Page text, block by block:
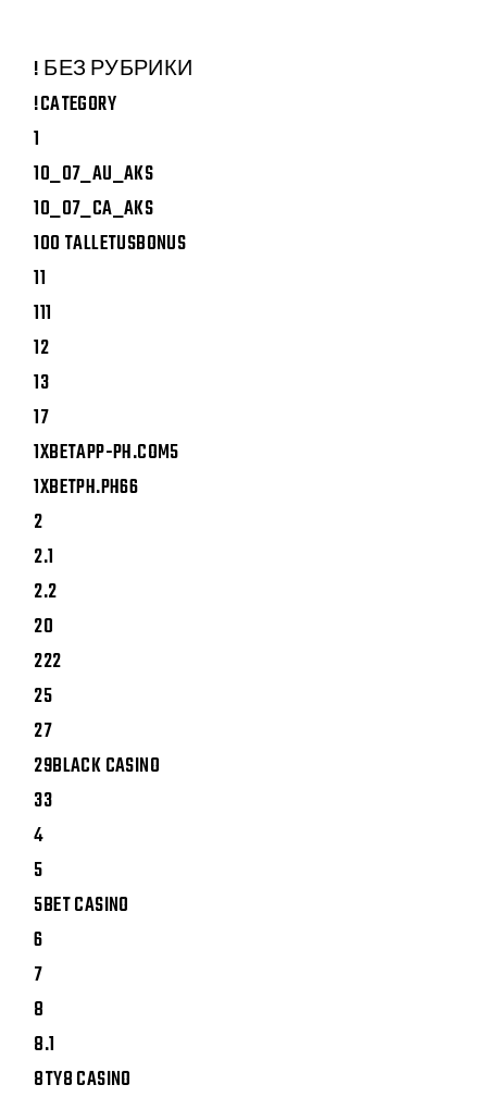
! БЕЗ РУБРИКИ
!CATEGORY
1
10_07_AU_AKS
10_07_CA_AKS
100 TALLETUSBONUS
11
111
12
13
17
1XBETAPP-PH.COM5
1XBETPH.PH66
2
2.1
2.2
20
222
25
27
29BLACK CASINO
33
4
5
5BET CASINO
6
7
8
8.1
8TY8 CASINO